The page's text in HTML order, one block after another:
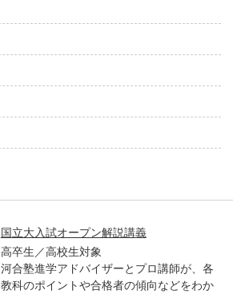
国立大入試オープン解説講義
高卒生／高校生対象
河合塾進学アドバイザーとプロ講師が、各
教科のポイントや合格者の傾向などをわか